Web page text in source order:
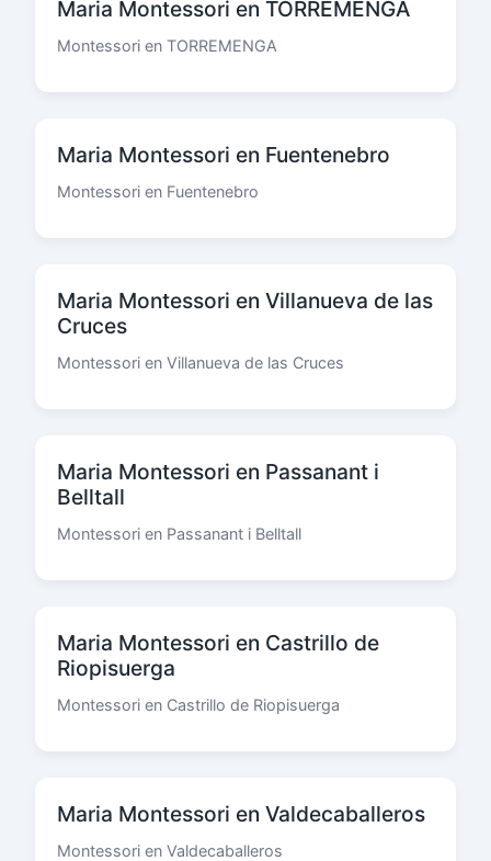
Maria Montessori en TORREMENGA
Montessori en TORREMENGA
Maria Montessori en Fuentenebro
Montessori en Fuentenebro
Maria Montessori en Villanueva de las
Cruces
Montessori en Villanueva de las Cruces
Maria Montessori en Passanant i
Belltall
Montessori en Passanant i Belltall
Maria Montessori en Castrillo de
Riopisuerga
Montessori en Castrillo de Riopisuerga
Maria Montessori en Valdecaballeros
Montessori en Valdecaballeros